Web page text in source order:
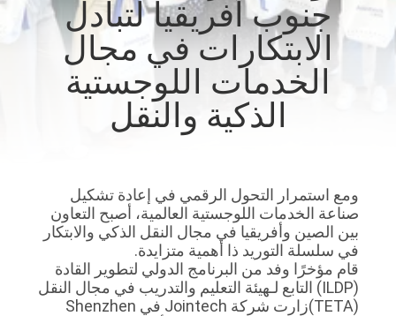
جولة
الجودة
اتصل
جنوب أفريقيا لتبادل
الابتكارات في مجال
الخدمات اللوجستية
الذكية والنقل
ومع استمرار التحول الرقمي في إعادة تشكيل
صناعة الخدمات اللوجستية العالمية، أصبح التعاون
بين الصين وأفريقيا في مجال النقل الذكي والابتكار
في سلسلة التوريد ذا أهمية متزايدة.
قام مؤخرًا وفد من البرنامج الدولي لتطوير القادة
(ILDP) التابع لـ
هيئة التعليم والتدريب في مجال النقل
(TETA)
زارت شركة Jointech في Shenzhen